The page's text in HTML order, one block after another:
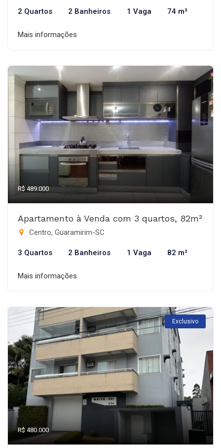
2 Quartos 2 Banheiros 1 Vaga 74 m²
Mais informações
R$ 489.000
Apartamento à Venda com 3 quartos, 82m²
Centro, Guaramirim-SC
3 Quartos 2 Banheiros 1 Vaga 82 m²
Mais informações
Exclusivo
R$ 480.000